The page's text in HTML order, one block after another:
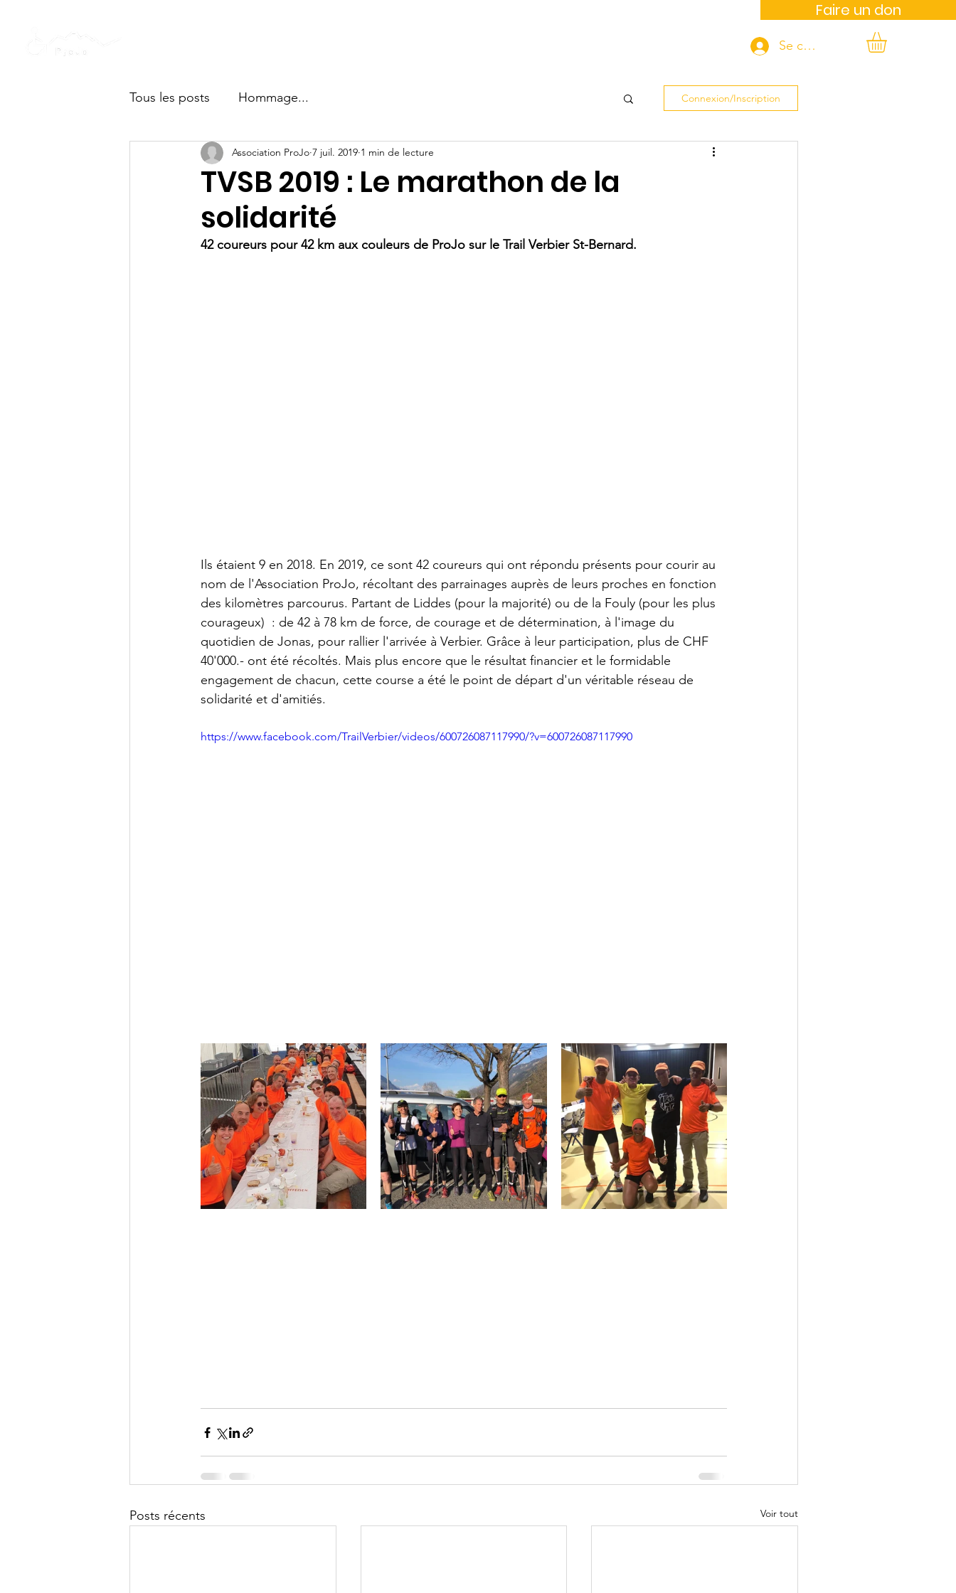
Faire un don
Se connecter
Tous les posts Hommage... Connexion/Inscription
TVSB 2019 : Le marathon de la
solidarité
Association ProJo 7 juil. 2019 1 min de lecture
42 coureurs pour 42 km aux couleurs de ProJo sur le Trail Verbier St-Bernard.
Ils étaient 9 en 2018. En 2019, ce sont 42 coureurs qui ont répondu présents pour courir au
nom de l'Association ProJo, récoltant des parrainages auprès de leurs proches en fonction
des kilomètres parcourus. Partant de Liddes (pour la majorité) ou de la Fouly (pour les plus
courageux)  : de 42 à 78 km de force, de courage et de détermination, à l'image du
quotidien de Jonas, pour rallier l'arrivée à Verbier. Grâce à leur participation, plus de CHF
40'000.- ont été récoltés. Mais plus encore que le résultat financier et le formidable
engagement de chacun, cette course a été le point de départ d'un véritable réseau de
solidarité et d'amitiés.
https://www.facebook.com/TrailVerbier/videos/600726087117990/?v=600726087117990
Posts récents Voir tout